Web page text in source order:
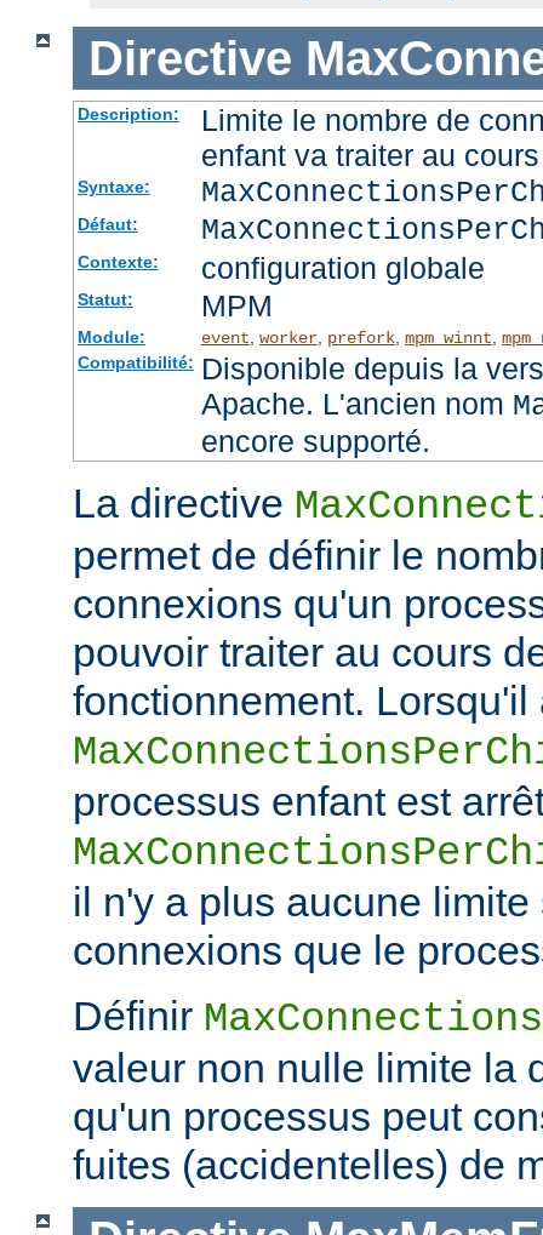
Directive
Description:
Limite le nombre de
enfant va traiter au
Syntaxe:
Défaut:
Contexte: configuration globale
Statut: MPM
Module: event worker, prefork, mpm_winnt
Compatibilité: Disponible depuis la
Apache. L'ancien nom
encore supporté.
La directive
permet de définir le
connexions qu'un
pouvoir traiter au cours
fonctionnement. Lorsqu'il
processus enfant est
il n'y a plus aucune
connexions que le
Définir
valeur non nulle limite la
qu'un processus peut
fuites (accidentelles) de